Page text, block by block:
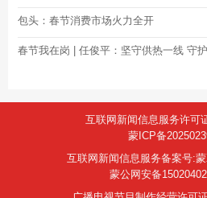
包头：春节消费市场火力全开
春节我在岗 | 任俊平：坚守供热一线 守
互联网新闻信息服务许可
蒙ICP备
互联网新闻信息服务备案号:
蒙公网安备